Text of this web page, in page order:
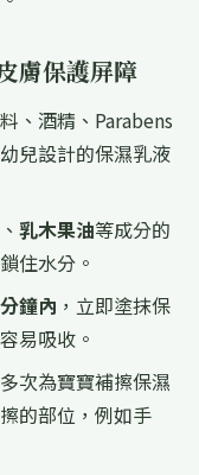
膚保護屏障
、酒精、Parabens
兒設計的保濕乳液
、 乳木果油等成分的
住水分。
鐘內 ，立即塗抹保
易吸收。
次為寶寶補擦保濕
的部位，例如手